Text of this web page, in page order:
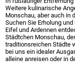
Weitere kulinarische
Monschau, aber auch in
Suchen Sie Erholung
Eifel und Ardennen
Städtchen Monschau,
traditionsreichen Städte
bei uns ein idealer
alleine anreisen oder in